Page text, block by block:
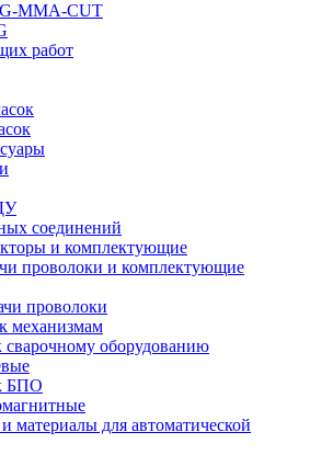
MMA-CUT
работ
соединений
и комплектующие
проволоки и комплектующие
проволоки
механизмам
сварочному оборудованию
БПО
материалы для автоматической